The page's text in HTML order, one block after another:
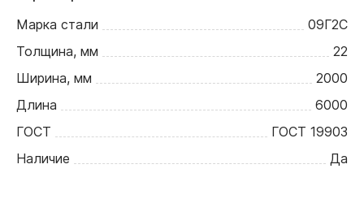
Марка стали
09Г2С
Толщина, мм
22
Ширина, мм
2000
Длина
6000
ГОСТ
ГОСТ 19903
Наличие
Да